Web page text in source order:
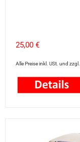
25,00 €
Alle Preise inkl. USt. und zzgl.